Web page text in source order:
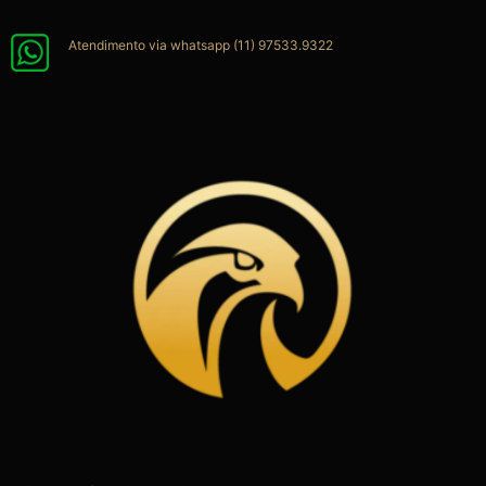
para
Atendimento via whatsapp (11) 97533.9322